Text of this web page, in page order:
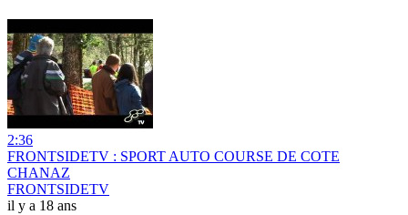
2:36
FRONTSIDETV : SPORT AUTO COURSE DE COTE
CHANAZ
FRONTSIDETV
il y a 18 ans